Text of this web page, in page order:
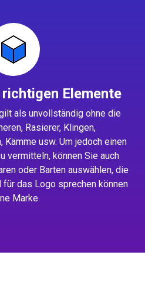
Elemente
als unvollständig ohne die
Rasierer, Klingen,
Kämme usw. Um jedoch einen
vermitteln, können Sie auch
oder Barten auswählen, die
das Logo sprechen können
Marke.